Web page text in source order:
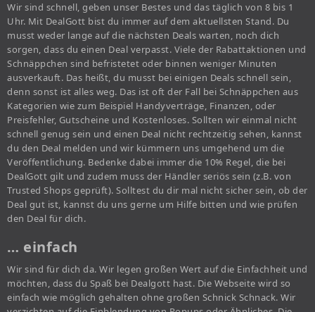
Wir sind schnell, geben unser Bestes und das täglich von 8 bis 1
Uhr. Mit DealGott bist du immer auf dem aktuellsten Stand. Du
musst weder lange auf die nächsten Deals warten, noch dich
sorgen, dass du einen Deal verpasst. Viele der Rabattaktionen und
Schnäppchen sind befristetet oder binnen weniger Minuten
ausverkauft. Das heißt, du musst bei einigen Deals schnell sein,
denn sonst ist alles weg. Das ist oft der Fall bei Schnäppchen aus
Kategorien wie zum Beispiel Handyverträge, Finanzen, oder
Preisfehler, Gutscheine und Kostenloses. Sollten wir einmal nicht
schnell genug sein und einen Deal nicht rechtzeitig sehen, kannst
du den Deal melden und wir kümmern uns umgehend um die
Veröffentlichung. Bedenke dabei immer die 10% Regel, die bei
DealGott gilt und zudem muss der Händler seriös sein (z.B. von
Trusted Shops geprüft). Solltest du dir mal nicht sicher sein, ob der
Deal gut ist, kannst du uns gerne um Hilfe bitten und wie prüfen
den Deal für dich.
… einfach
Wir sind für dich da. Wir legen großen Wert auf die Einfachheit und
möchten, dass du Spaß bei Dealgott hast. Die Webseite wird so
einfach wie möglich gehalten ohne großen Schnick Schnack. Wir